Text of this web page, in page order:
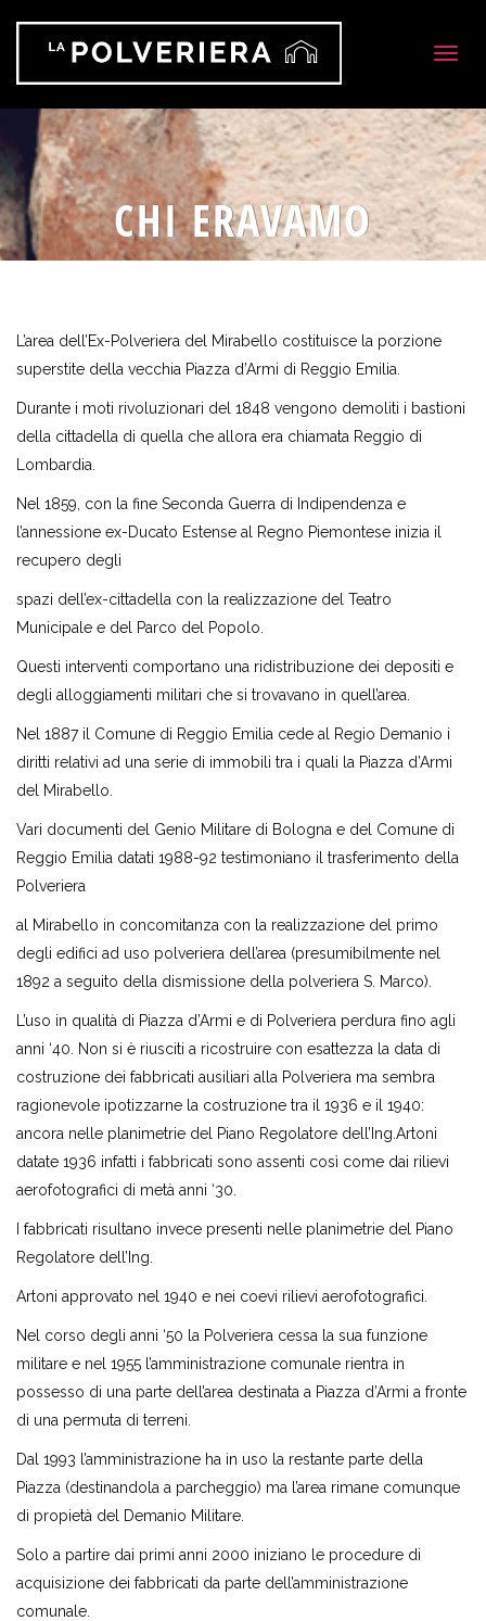
CHI ERAVAMO
L’area dell’Ex-Polveriera del Mirabello costituisce la porzione
superstite della vecchia Piazza d’Armi di Reggio Emilia.
Durante i moti rivoluzionari del 1848 vengono demoliti i bastioni
della cittadella di quella che allora era chiamata Reggio di
Lombardia.
Nel 1859, con la fine Seconda Guerra di Indipendenza e
l’annessione ex-Ducato Estense al Regno Piemontese inizia il
recupero degli
spazi dell’ex-cittadella con la realizzazione del Teatro
Municipale e del Parco del Popolo.
Questi interventi comportano una ridistribuzione dei depositi e
degli alloggiamenti militari che si trovavano in quell’area.
Nel 1887 il Comune di Reggio Emilia cede al Regio Demanio i
diritti relativi ad una serie di immobili tra i quali la Piazza d’Armi
del Mirabello.
Vari documenti del Genio Militare di Bologna e del Comune di
Reggio Emilia datati 1988-92 testimoniano il trasferimento della
Polveriera
al Mirabello in concomitanza con la realizzazione del primo
degli edifici ad uso polveriera dell’area (presumibilmente nel
1892 a seguito della dismissione della polveriera S. Marco).
L’uso in qualità di Piazza d’Armi e di Polveriera perdura fino agli
anni ‘40. Non si è riusciti a ricostruire con esattezza la data di
costruzione dei fabbricati ausiliari alla Polveriera ma sembra
ragionevole ipotizzarne la costruzione tra il 1936 e il 1940:
ancora nelle planimetrie del Piano Regolatore dell’Ing.Artoni
datate 1936 infatti i fabbricati sono assenti così come dai rilievi
aerofotografici di metà anni ‘30.
I fabbricati risultano invece presenti nelle planimetrie del Piano
Regolatore dell’Ing.
Artoni approvato nel 1940 e nei coevi rilievi aerofotografici.
Nel corso degli anni ‘50 la Polveriera cessa la sua funzione
militare e nel 1955 l’amministrazione comunale rientra in
possesso di una parte dell’area destinata a Piazza d’Armi a fronte
di una permuta di terreni.
Dal 1993 l’amministrazione ha in uso la restante parte della
Piazza (destinandola a parcheggio) ma l’area rimane comunque
di propietà del Demanio Militare.
Solo a partire dai primi anni 2000 iniziano le procedure di
acquisizione dei fabbricati da parte dell’amministrazione
comunale.